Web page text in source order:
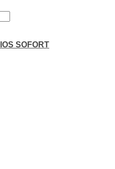
SOFORT